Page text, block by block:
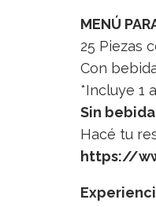
MENÚ
25 Piezas
Con
*Incluye 1
Sin
Hacé tu
https://